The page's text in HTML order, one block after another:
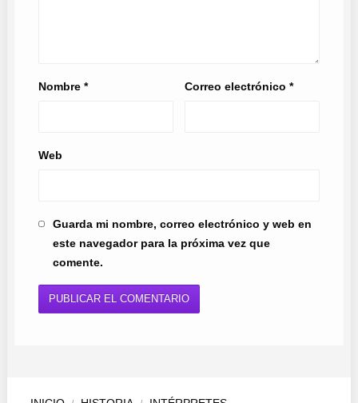
Nombre * Correo electrónico*
Web
Guarda mi nombre, correo electrónico y web en
este navegador para la próxima vez que
comente.